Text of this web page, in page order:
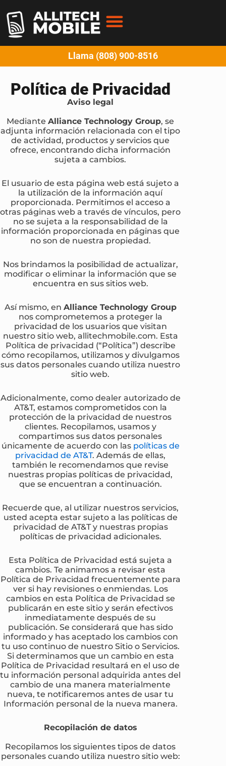
Llama (808) 900-8516
Política de Privacidad
Aviso legal
MedianteAlliance Technology Group, se
adjunta información relacionada con el tipo
de actividad, productos y servicios que
ofrece, encontrando dicha información
sujeta a cambios.
El usuario de esta página web está sujeto a
la utilización de la información aquí
proporcionada. Permitimos el acceso a
otras páginas web a través de vínculos, pero
no se sujeta a la responsabilidad de la
información proporcionada en páginas que
no son de nuestra propiedad.
Nos brindamos la posibilidad de actualizar,
modificar o eliminar la información que se
encuentra en sus sitios web.
Así mismo, en Alliance Technology Group
nos comprometemos a proteger la
privacidad de los usuarios que visitan
nuestro sitio web, allitechmobile.com. Esta
Política de privacidad (“Política”) describe
cómo recopilamos, utilizamos y divulgamos
sus datos personales cuando utiliza nuestro
sitio web.
Adicionalmente, como dealer autorizado de
AT&T, estamos comprometidos con la
protección de la privacidad de nuestros
clientes. Recopilamos, usamos y
compartimos sus datos personales
únicamente de acuerdo con las políticas de
privacidad de AT&T. Además de ellas,
también le recomendamos que revise
nuestras propias políticas de privacidad,
que se encuentran a continuación.
Recuerde que, al utilizar nuestros servicios,
usted acepta estar sujeto a las políticas de
privacidad de AT&T y nuestras propias
políticas de privacidad adicionales.
Esta Política de Privacidad está sujeta a
cambios. Te animamos a revisar esta
Política de Privacidad frecuentemente para
ver si hay revisiones o enmiendas. Los
cambios en esta Política de Privacidad se
publicarán en este sitio y serán efectivos
inmediatamente después de su
publicación. Se considerará que has sido
informado y has aceptado los cambios con
tu uso continuo de nuestro Sitio o Servicios.
Si determinamos que un cambio en esta
Política de Privacidad resultará en el uso de
tu información personal adquirida antes del
cambio de una manera materialmente
nueva, te notificaremos antes de usar tu
Información personal de la nueva manera.
Recopilación de datos
Recopilamos los siguientes tipos de datos
personales cuando utiliza nuestro sitio web: